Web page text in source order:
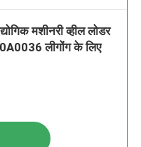
मशीनरी व्हील लोडर
लीगोंग के लिए